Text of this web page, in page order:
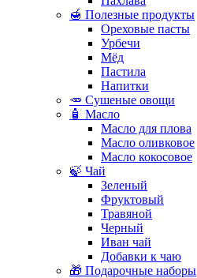
🍯 Полезные продукты
Ореховые пасты
Урбечи
Мёд
Пастила
Напитки
🥕 Сушеные овощи
🧴 Масло
Масло для плова
Масло оливковое
Масло кокосовое
🍃 Чай
Зеленый
Фруктовый
Травяной
Черный
Иван чай
Добавки к чаю
🎁 Подарочные наборы